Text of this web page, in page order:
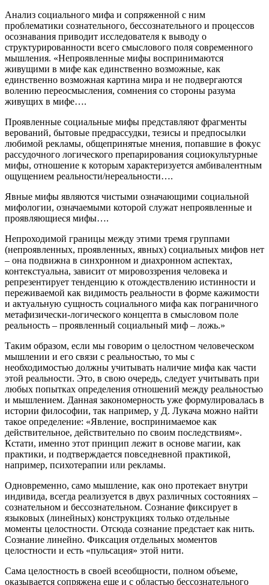
Анализ социального мифа и сопряженной с ним
проблематики сознательного, бессознательного и процессов
осознавания приводит исследователя к выводу о
структурированности всего смыслового поля современного
мышления. «Непроявленные мифы воспринимаются
живущими в мифе как единственно возможные, как
единственно возможная картина мира и не подвергаются
волению переосмысления, сомнения со стороны разума
живущих в мифе….
Проявленные социальные мифы представляют фрагменты
верований, бытовые предрассудки, тезисы и предпосылки
любимой рекламы, общепринятые мнения, попавшие в фокус
рассудочного логического препарирования социокультурные
мифы, отношение к которым характеризуется амбивалентным
ощущением реальности/нереальности….
Явные мифы являются чистыми означающими социальной
мифологии, означаемыми которой служат непроявленные и
проявляющиеся мифы….
Непроходимой границы между этими тремя группами
(непроявленных, проявленных, явных) социальных мифов нет
– она подвижна в синхронном и диахронном аспектах,
контекстуальна, зависит от мировоззрения человека и
репрезентирует тенденцию к отождествлению истинности и
переживаемой как видимость реальности в форме кажимости
и актуальную сущность социального мифа как пограничного
метафизически-логического концепта в смысловом поле
реальность – проявленный социальный миф – ложь.»
Таким образом, если мы говорим о целостном человеческом
мышлении и его связи с реальностью, то мы с
необходимостью должны учитывать наличие мифа как части
этой реальности. Это, в свою очередь, следует учитывать при
любых попытках определения отношений между реальностью
и мышлением. Данная закономерность уже формулировалась в
истории философии, так например, у Д. Лукача можно найти
такое определение: «Явление, воспринимаемое как
действительное, действительно по своим последствиям».
Кстати, именно этот принцип лежит в основе магии, как
практики, и подтверждается повседневной практикой,
например, психотерапии или рекламы.
Одновременно, само мышление, как оно протекает внутри
индивида, всегда реализуется в двух различных состояниях –
сознательном и бессознательном. Сознание фиксирует в
языковых (линейных) конструкциях только отдельные
моменты целостности. Отсюда сознание предстает как нить.
Сознание линейно. Фиксация отдельных моментов
целостности и есть «пульсация» этой нити.
Сама целостность в своей всеобщности, полном объеме,
оказывается сопряжена еще и с областью бессознательного